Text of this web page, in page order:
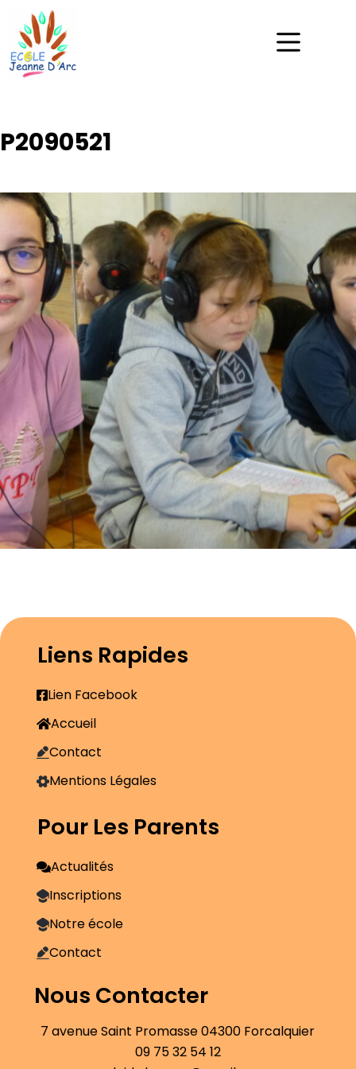
P2090521
Liens Rapides
Lien Facebook
Accueil
Contact
Mentions Légales
Pour Les Parents
Actualités
Inscriptions
Notre école
Contact
Nous Contacter
7 avenue Saint Promasse 04300 Forcalquier
09 75 32 54 12